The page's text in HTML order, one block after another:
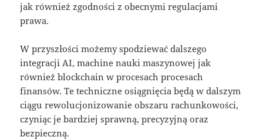
jak również zgodności z obecnymi regulacjami
prawa.
W przyszłości możemy spodziewać dalszego
integracji AI, machine nauki maszynowej jak
również blockchain w procesach procesach
finansów. Te techniczne osiągnięcia będą w dalszym
ciągu rewolucjonizowanie obszaru rachunkowości,
czyniąc je bardziej sprawną, precyzyjną oraz
bezpieczną.